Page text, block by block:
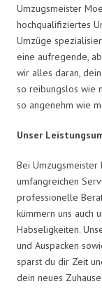
Umzugsmeister
hochqualifiziertes
Umzüge
eine aufregende,
wir alles daran,
so reibungslos wie
so angenehm wie
Unser
Bei Umzugsmeister
umfangreichen
professionelle
kümmern uns auch
Habseligkeiten.
und Auspacken
sparst du dir Zeit
dein neues